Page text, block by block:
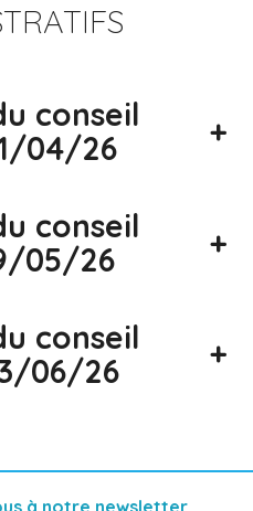
conseil
04/26
+
conseil
05/26
+
conseil
06/26
+